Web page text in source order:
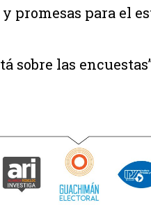
promesas para el
sobre las